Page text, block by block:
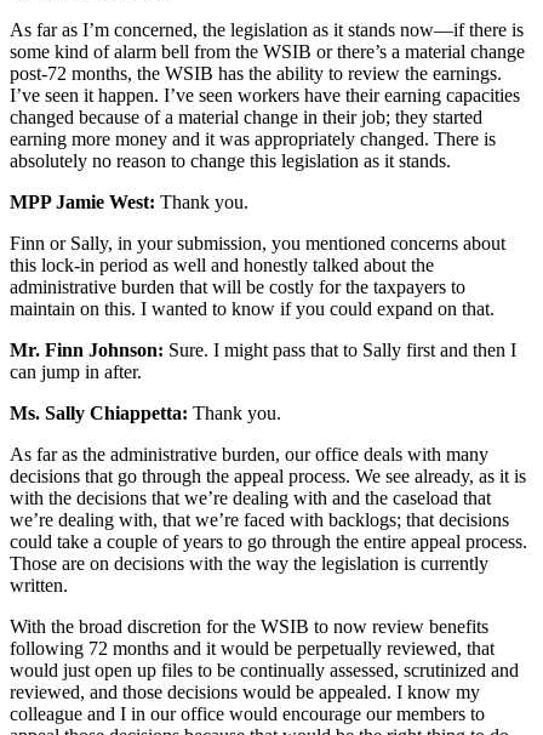
As far as I’m concerned, the legislation as it stands now—if there is
some kind of alarm bell from the WSIB or there’s a material change
post-72 months, the WSIB has the ability to review the earnings.
I’ve seen it happen. I’ve seen workers have their earning capacities
changed because of a material change in their job; they started
earning more money and it was appropriately changed. There is
absolutely no reason to change this legislation as it stands.
MPP Jamie West: Thank you.
Finn or Sally, in your submission, you mentioned concerns about
this lock-in period as well and honestly talked about the
administrative burden that will be costly for the taxpayers to
maintain on this. I wanted to know if you could expand on that.
Mr. Finn Johnson: Sure. I might pass that to Sally first and then I
can jump in after.
Ms. Sally Chiappetta: Thank you.
As far as the administrative burden, our office deals with many
decisions that go through the appeal process. We see already, as it is
with the decisions that we’re dealing with and the caseload that
we’re dealing with, that we’re faced with backlogs; that decisions
could take a couple of years to go through the entire appeal process.
Those are on decisions with the way the legislation is currently
written.
With the broad discretion for the WSIB to now review benefits
following 72 months and it would be perpetually reviewed, that
would just open up files to be continually assessed, scrutinized and
reviewed, and those decisions would be appealed. I know my
colleague and I in our office would encourage our members to